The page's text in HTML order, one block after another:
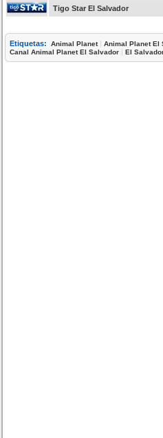
Tigo Star El Salvador
Etiquetas: Animal Planet |Animal Planet El
Canal Animal Planet El Salvador |El